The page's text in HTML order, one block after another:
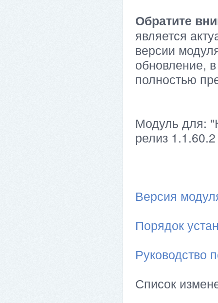
Обратите
является
версии
обновление,
полностью
Модуль для:
релиз 1.1.60.2
Версия
Порядок
Руководство
Список